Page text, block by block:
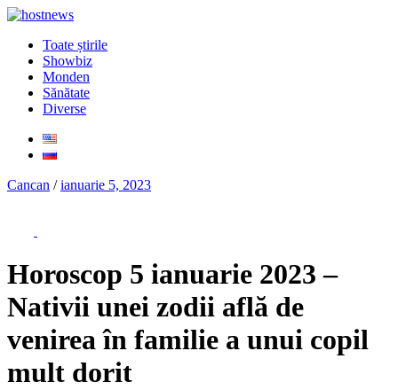
Toate știrile
Showbiz
Monden
Sănătate
Diverse
Cancan /ianuarie 5, 2023
Horoscop 5 ianuarie 2023 –
Nativii unei zodii află de
venirea în familie a unui copil
mult dorit